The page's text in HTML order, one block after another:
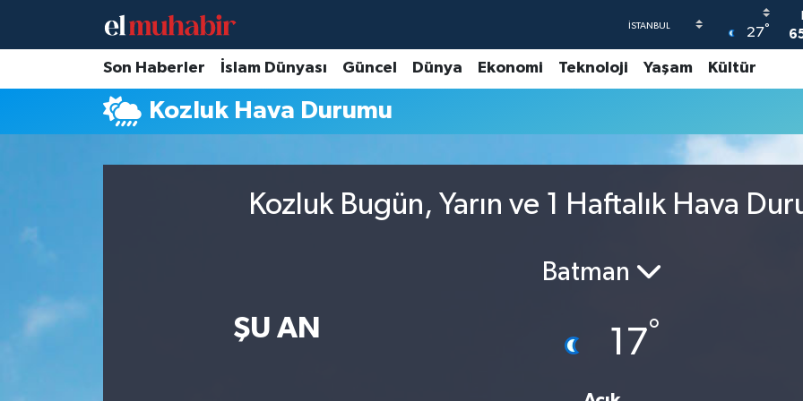
27°
Son Haberler İslam Dünyası Güncel Dünya Ekonomi Teknoloji Yaşam Kültür
Kozluk Hava Durumu
Kozluk Bugün, Yarın ve 1 Haftalık Hava
ŞU AN
Batman
17°
Hava Durumu
Trafik Durumu
Haber Arşivi